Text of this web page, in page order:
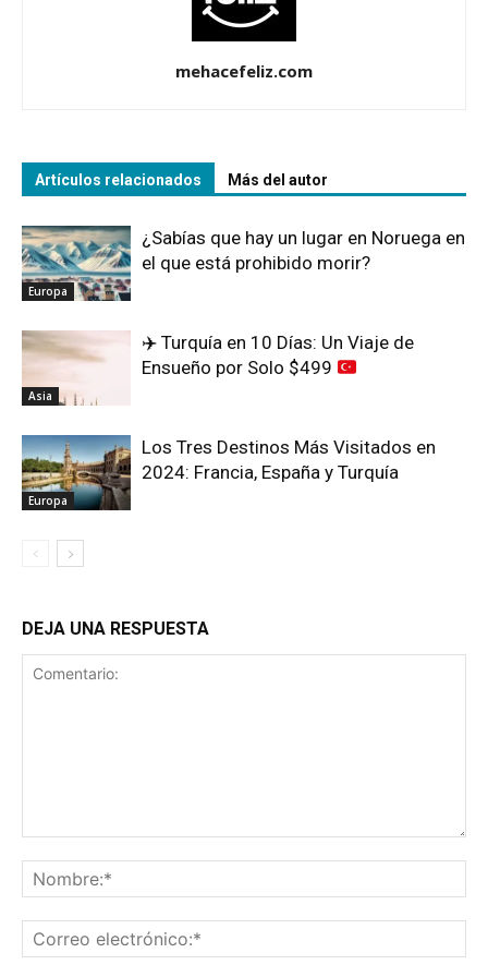
mehacefeliz.com
Artículos relacionados Más del autor
Europa
¿Sabías que hay un lugar en Noruega en
el que está prohibido morir?
Asia
✈️ Turquía en 10 Días: Un Viaje de
Ensueño por Solo $499
Europa
Los Tres Destinos Más Visitados en
2024: Francia, España y Turquía
DEJA UNA RESPUESTA